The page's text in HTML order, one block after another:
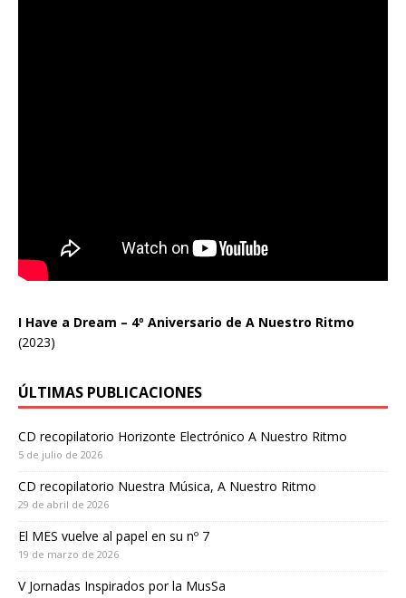
I Have a Dream – 4º Aniversario de A Nuestro Ritmo
(2023)
ÚLTIMAS PUBLICACIONES
CD recopilatorio Horizonte Electrónico A Nuestro Ritmo
5 de julio de 2026
CD recopilatorio Nuestra Música, A Nuestro Ritmo
29 de abril de 2026
El MES vuelve al papel en su nº 7
19 de marzo de 2026
V Jornadas Inspirados por la MusSa